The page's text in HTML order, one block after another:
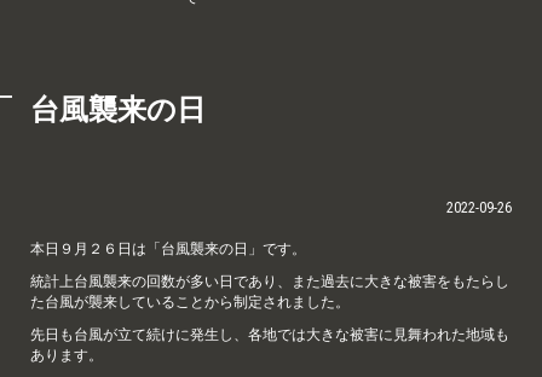
台風襲来の日
2022-09-26
本日９月２６日は「台風襲来の日」です。
統計上台風襲来の回数が多い日であり、また過去に大きな被害をもたらし
た台風が襲来していることから制定されました。
先日も台風が立て続けに発生し、各地では大きな被害に見舞われた地域も
あります。